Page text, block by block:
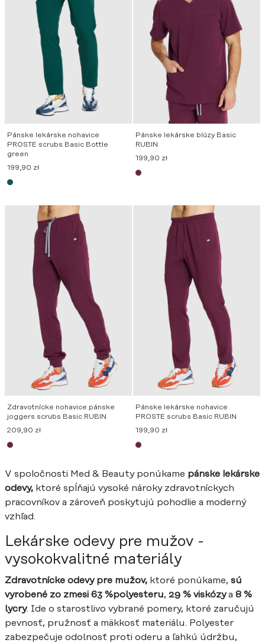
Pánske lekárske nohavice
PROSTE scrubs Basic Bottle
green
199,90 zł
Pánske lekárske blúzy Basic
RUBIN
199,90 zł
Zdravotnícke nohavice pánske
joggers scrubs Basic RUBIN
209,90 zł
Pánske lekárske nohavice
PROSTE scrubs Basic RUBIN
199,90 zł
V spoločnosti Med & Beauty ponúkame pánske lekárske
odevy, ktoré spĺňajú vysoké nároky zdravotníckych
pracovníkov a zároveň poskytujú pohodlie a moderný
vzhľad.
Lekárske odevy pre mužov -
vysokokvalitné materiály
Zdravotnícke odevy pre mužov, ktoré ponúkame, sú
vyrobené zo zmesi 63 %polyesteru, 29 % viskózya 8 %
lycry. Ide o starostlivo vybrané pomery, ktoré zaručujú
pevnosť, pružnosť a mäkkosť materiálu. Polyester
zabezpečuje odolnosť proti oderu a ľahkú údržbu,